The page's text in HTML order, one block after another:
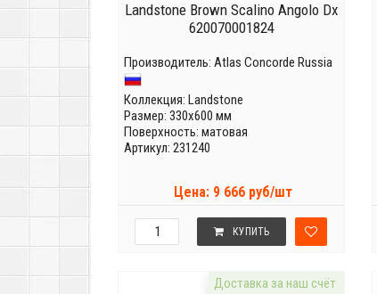
Landstone Brown Scalino Angolo Dx
620070001824
Производитель: Atlas Concorde Russia
Коллекция: Landstone
Размер: 330x600 мм
Поверхность: матовая
Артикул: 231240
Цена: 9 666 руб/шт
КУПИТЬ
Доставка за наш счёт